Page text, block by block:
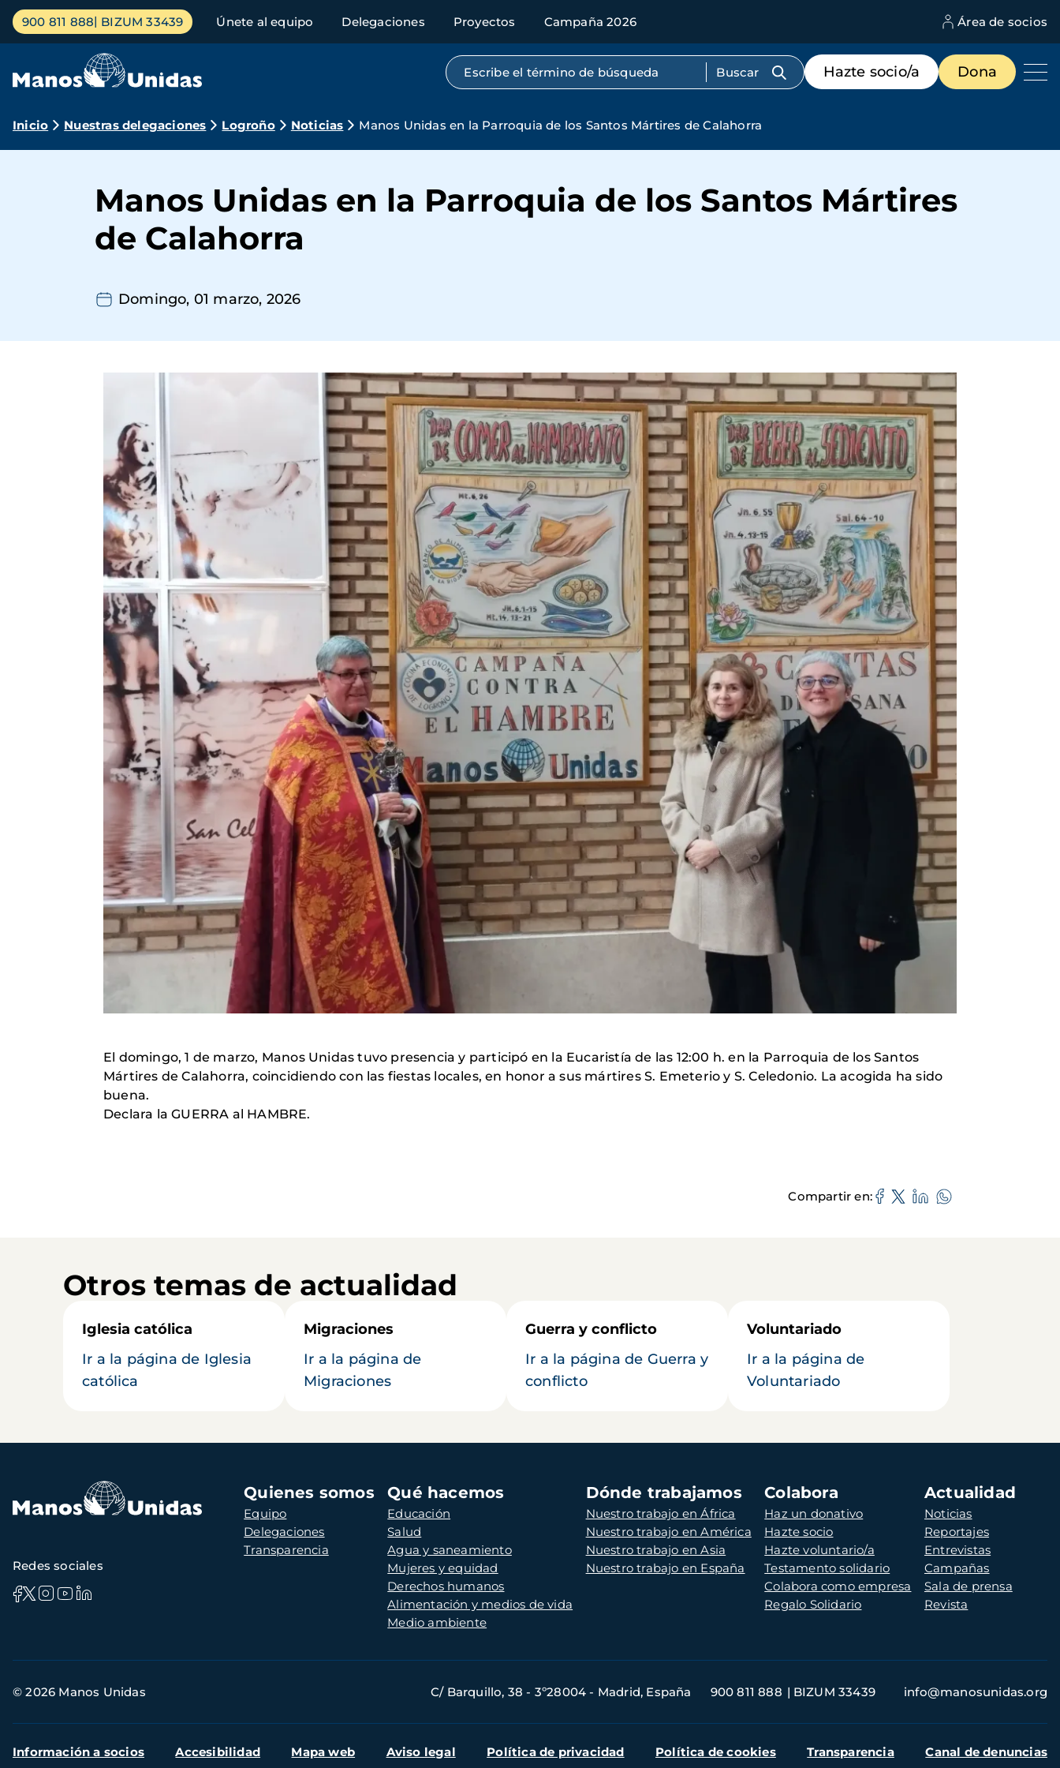
Pasar
contenido
Menú
principal
900 811 888 BIZUM 33439 Únete al equipo Delegaciones Proyectos Campaña 2026 Área de socios
Búsqueda por texto completo
Menú
de
destacados
Hazte socio/a Dona
Ruta
navegación
Inicio Nuestras delegaciones Logroño Noticias Manos Unidas en la Parroquia de los Santos Mártires de Calahorra
Manos Unidas en la Parroquia de los Santos Mártires
de Calahorra
Domingo, 01 marzo, 2026
El domingo, 1 de marzo, Manos Unidas tuvo presencia y participó en la Eucaristía de las 12:00 h. en la Parroquia de los Santos
Mártires de Calahorra, coincidiendo con las fiestas locales, en honor a sus mártires S. Emeterio y S. Celedonio. La acogida ha sido
buena.
Declara la GUERRA al HAMBRE.
Compartir en
Otros temas de actualidad
Iglesia católica
Ir a la página de Iglesia
católica
Migraciones
Ir a la página de
Migraciones
Guerra y conflicto
Ir a la página de Guerra y
conflicto
Voluntariado
Ir a la página de
Voluntariado
Navegación
principal
Quienes somos
Equipo
Delegaciones
Transparencia
Qué hacemos
Educación
Salud
Agua y saneamiento
Mujeres y equidad
Derechos humanos
Alimentación y medios de vida
Medio ambiente
Dónde trabajamos
Nuestro trabajo en África
Nuestro trabajo en América
Nuestro trabajo en Asia
Nuestro trabajo en España
Colabora
Haz un donativo
Hazte socio
Hazte voluntario/a
Testamento solidario
Colabora como empresa
Regalo Solidario
Actualidad
Noticias
Reportajes
Entrevistas
Campañas
Sala de prensa
Revista
Redes sociales
de
© 2026 Manos Unidas C/ Barquillo, 38 - 3º28004 - Madrid, España 900 811 888 BIZUM 33439 info@manosunidas.org
Menú
Información a socios Accesibilidad Mapa web Aviso legal Política de privacidad Política de cookies Transparencia Canal de denuncias